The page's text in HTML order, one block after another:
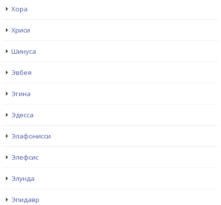
Хора
Хриси
Шинуса
Эвбея
Эгина
Эдесса
Элафонисси
Элефсис
Элунда
Эпидавр